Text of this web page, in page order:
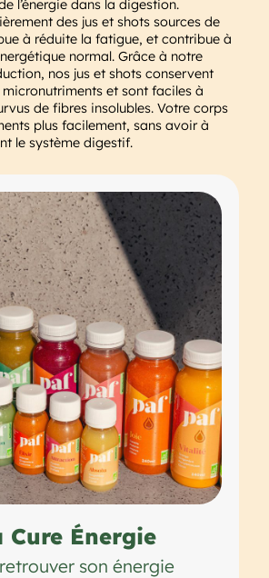
l’énergie dans la digestion.
des jus et shots sources de
à réduite la fatigue, et contribue à
normal. Grâce à notre
nos jus et shots conservent
micronutriments et sont faciles à
de fibres insolubles. Votre corps
plus facilement, sans avoir à
le système digestif.
Cure Énergie
son énergie